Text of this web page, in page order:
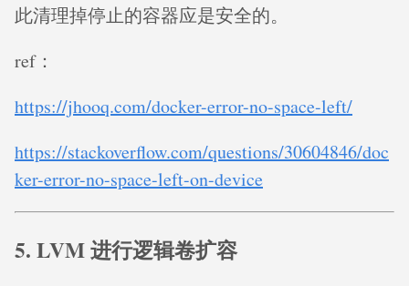
此清理掉停止的容器应是安全的。
ref：
https://jhooq.com/docker-error-no-space-left/
https://stackoverflow.com/questions/30604846/doc
ker-error-no-space-left-on-device
5. LVM 进行逻辑卷扩容